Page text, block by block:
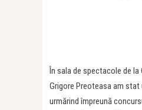
În sala de spectacole de
Grigore Preoteasa am stat
urmărind împreună